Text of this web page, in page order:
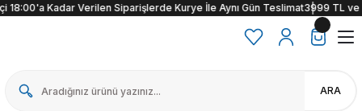
Kadar Verilen Siparişlerde Kurye İle Aynı Gün Teslimat3999 TL ve
ARA